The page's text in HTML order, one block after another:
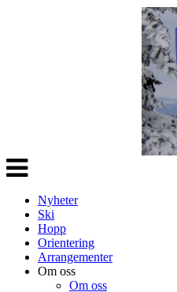
Veksle
navigasjon
Nyheter
Ski
Hopp
Orientering
Arrangementer
Om oss
Om oss